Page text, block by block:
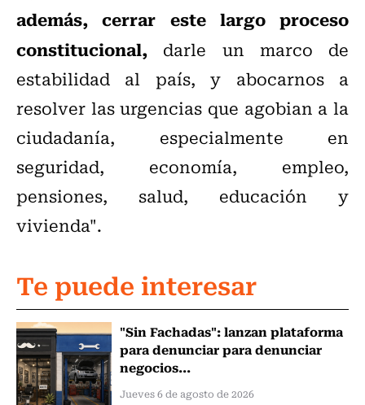
además, cerrar este largo proceso
constitucional, darle un marco de
estabilidad al país, y abocarnos a
resolver las urgencias que agobian a la
ciudadanía, especialmente en
seguridad, economía, empleo,
pensiones, salud, educación y
vivienda".
Te puede interesar
"Sin Fachadas": lanzan plataforma
para denunciar para denunciar
negocios...
Jueves 6 de agosto de 2026